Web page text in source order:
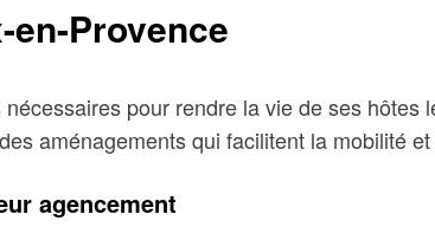
en-Provence
pour rendre la vie de ses
aménagements qui facilitent la mobilité
agencement